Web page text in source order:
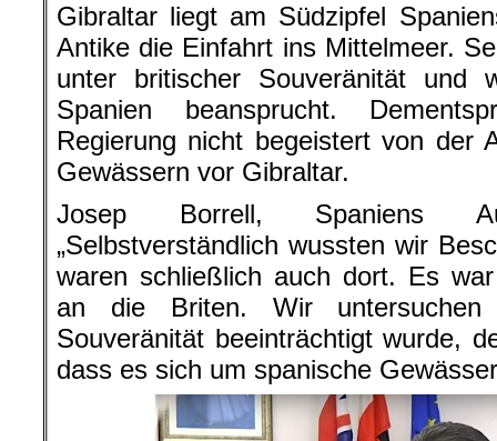
Gibraltar liegt am Südzipfel
Antike die Einfahrt ins Mittelmeer.
unter britischer Souveränität und
Spanien beansprucht.
Regierung nicht begeistert von der
Gewässern vor Gibraltar.
Josep Borrell, Spaniens
„Selbstverständlich wussten wir
waren schließlich auch dort. Es
an die Briten. Wir untersuchen
Souveränität beeinträchtigt wurde,
dass es sich um spanische